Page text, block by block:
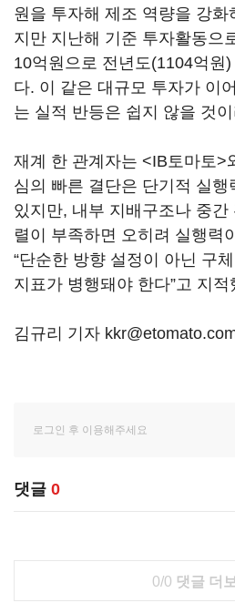
원을 투자해 제조 역량을 강
지만 지난해 기준 투자활동으
10억원으로 전년도(1104억원
다. 이 같은 대규모 투자가 이
는 실적 반등은 쉽지 않을 것
재계 한 관계자는 <IB토마토>
심의 빠른 결단은 단기적 실
있지만, 내부 지배구조나 중간
렬이 부족하면 오히려 실행력
“단순한 방향 설정이 아닌 구
지표가 병행돼야 한다”고 지적
김규리 기자
댓글 0
0/0 댓글 더